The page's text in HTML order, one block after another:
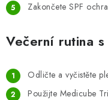
Zakončete SPF
Večerní rutina
Odličte a vyčistěte
Použijte Medicube